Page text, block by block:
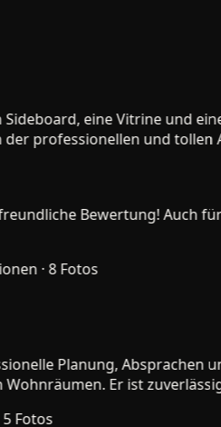
eine Vitrine und
professionellen und tollen
Bewertung! Auch für
· 8 Fotos
Planung, Absprachen
Er ist zuverlässig,